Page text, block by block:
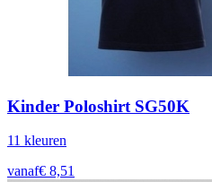
Kinder Poloshirt SG50K
11 kleuren
vanaf€ 8,51